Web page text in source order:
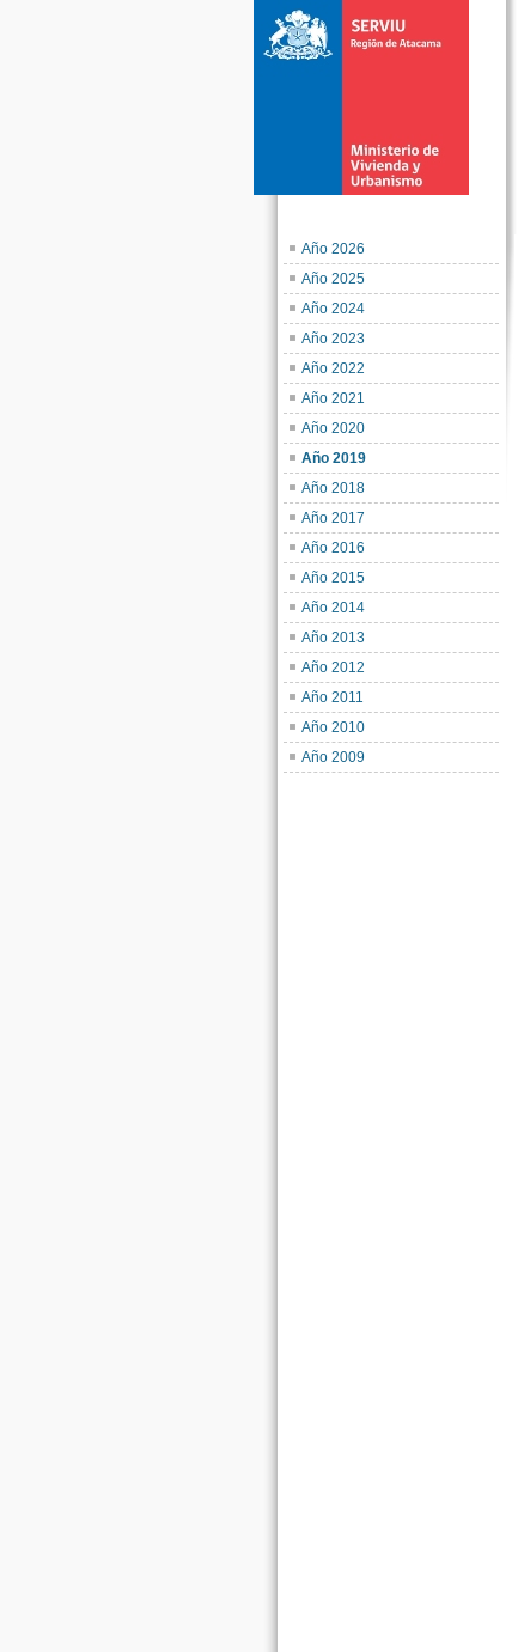
Año 2026
Año 2025
Año 2024
Año 2023
Año 2022
Año 2021
Año 2020
Año 2019
Año 2018
Año 2017
Año 2016
Año 2015
Año 2014
Año 2013
Año 2012
Año 2011
Año 2010
Año 2009